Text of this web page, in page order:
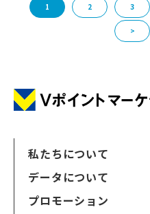
1 2 3
>
私たちについて
データについて
プロモーション